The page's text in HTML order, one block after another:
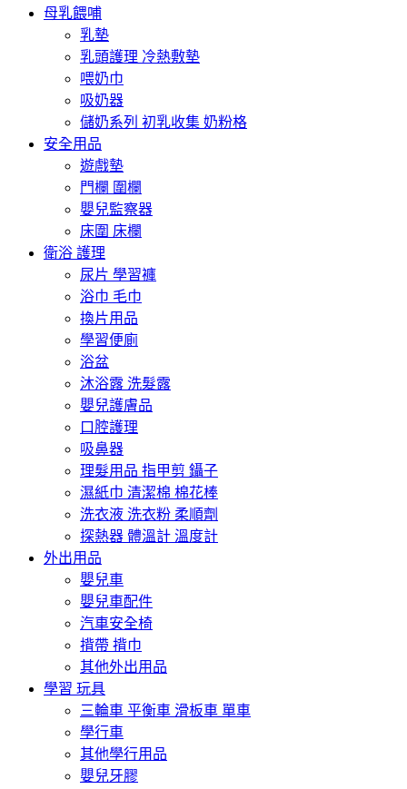
母乳餵哺
乳墊
乳頭護理 冷熱敷墊
喂奶巾
吸奶器
儲奶系列 初乳收集 奶粉格
安全用品
遊戲墊
門欄 圍欄
嬰兒監察器
床圍 床欄
衛浴 護理
尿片 學習褲
浴巾 毛巾
換片用品
學習便廁
浴盆
沐浴露 洗髮露
嬰兒護膚品
口腔護理
吸鼻器
理髮用品 指甲剪 鑷子
濕紙巾 清潔棉 棉花棒
洗衣液 洗衣粉 柔順劑
探熱器 體溫計 溫度計
外出用品
嬰兒車
嬰兒車配件
汽車安全椅
揹帶 揹巾
其他外出用品
學習 玩具
三輪車 平衡車 滑板車 單車
學行車
其他學行用品
嬰兒牙膠